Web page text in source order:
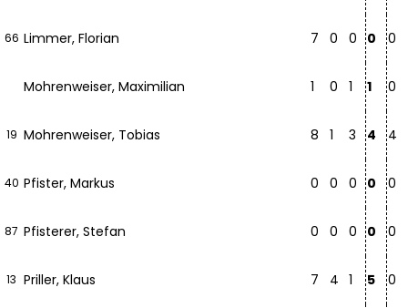
66 Limmer, Florian 7 0 0 0 0
Mohrenweiser, Maximilian 1 0 1 1 0
19 Mohrenweiser, Tobias 8 1 3 4 4
40 Pfister, Markus 0 0 0 0 0
87 Pfisterer, Stefan 0 0 0 0 0
13 Priller, Klaus 7 4 1 5 0